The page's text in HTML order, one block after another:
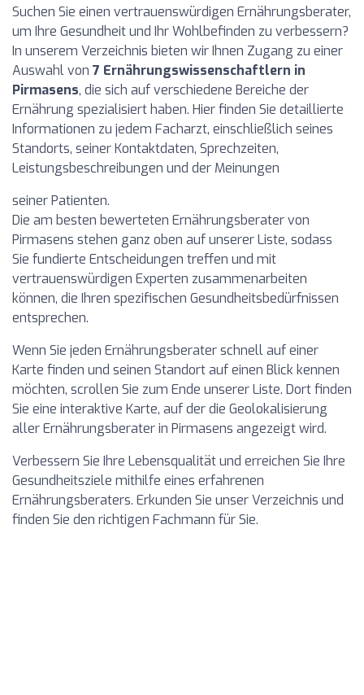
Suchen Sie einen vertrauenswürdigen Ernährungsberater,
um Ihre Gesundheit und Ihr Wohlbefinden zu verbessern?
In unserem Verzeichnis bieten wir Ihnen Zugang zu einer
Auswahl von 7 Ernährungswissenschaftlern in
Pirmasens, die sich auf verschiedene Bereiche der
Ernährung spezialisiert haben. Hier finden Sie detaillierte
Informationen zu jedem Facharzt, einschließlich seines
Standorts, seiner Kontaktdaten, Sprechzeiten,
Leistungsbeschreibungen und der Meinungen
seiner Patienten.
Die am besten bewerteten Ernährungsberater von
Pirmasens stehen ganz oben auf unserer Liste, sodass
Sie fundierte Entscheidungen treffen und mit
vertrauenswürdigen Experten zusammenarbeiten
können, die Ihren spezifischen Gesundheitsbedürfnissen
entsprechen.
Wenn Sie jeden Ernährungsberater schnell auf einer
Karte finden und seinen Standort auf einen Blick kennen
möchten, scrollen Sie zum Ende unserer Liste. Dort finden
Sie eine interaktive Karte, auf der die Geolokalisierung
aller Ernährungsberater in Pirmasens angezeigt wird.
Verbessern Sie Ihre Lebensqualität und erreichen Sie Ihre
Gesundheitsziele mithilfe eines erfahrenen
Ernährungsberaters. Erkunden Sie unser Verzeichnis und
finden Sie den richtigen Fachmann für Sie.